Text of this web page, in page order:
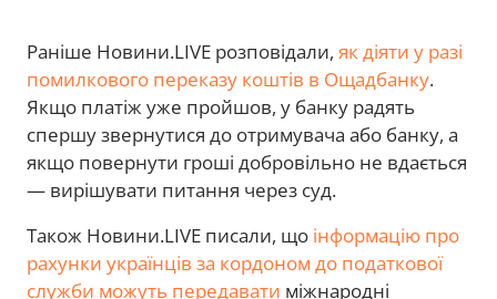
Раніше Новини.LIVE розповідали, як діяти у разі
помилкового переказу коштів в Ощадбанку.
Якщо платіж уже пройшов, у банку радять
спершу звернутися до отримувача або банку, а
якщо повернути гроші добровільно не вдається
— вирішувати питання через суд.
Також Новини.LIVE писали, що інформацію про
рахунки українців за кордоном до податкової
служби можуть передавати міжнародні